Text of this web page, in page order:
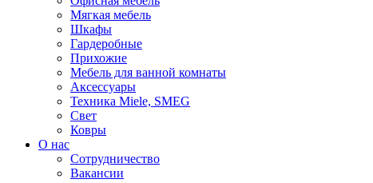
Мягкая мебель
Шкафы
Гардеробные
Прихожие
Мебель для ванной комнаты
Аксессуары
Техника Miele, SMEG
Свет
Ковры
О нас
Сотрудничество
Вакансии